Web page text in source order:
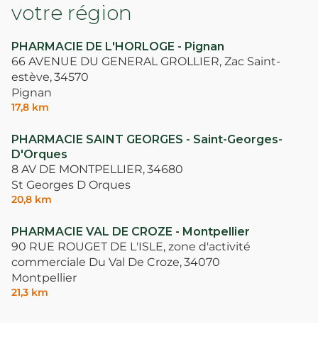
votre région
PHARMACIE DE L'HORLOGE - Pignan
66 AVENUE DU GENERAL GROLLIER, Zac Saint-
estève,34570
Pignan
17,8 km
PHARMACIE SAINT GEORGES - Saint-Georges-
D'Orques
8 AV DE MONTPELLIER,34680
St Georges D Orques
20,8 km
PHARMACIE VAL DE CROZE - Montpellier
90 RUE ROUGET DE L'ISLE, zone d'activité
commerciale Du Val De Croze,34070
Montpellier
21,3 km